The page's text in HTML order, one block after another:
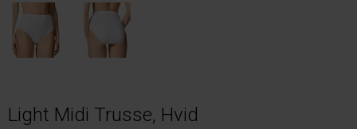
Light Midi Trusse, Hvid